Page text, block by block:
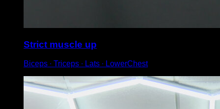
Strict muscle up
Biceps ∙ Triceps ∙ Lats ∙ LowerChest